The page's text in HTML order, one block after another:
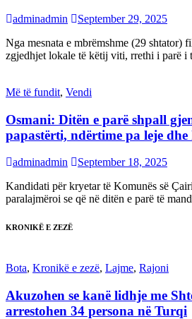
adminadmin
September 29, 2025
Nga mesnata e mbrëmshme (29 shtator)
zgjedhjet lokale të këtij viti, rrethi i parë
Më të fundit, Vendi
Osmani: Ditën e parë shpall
papastërti, ndërtime pa leje
adminadmin
September 18, 2025
Kandidati për kryetar të Komunës së
paralajmëroi se që në ditën e parë të
KRONIKË E ZEZË
Bota, Kronikë e zezë, Lajme, Rajoni
Akuzohen se kanë lidhje me
arrestohen 34 persona në Turqi